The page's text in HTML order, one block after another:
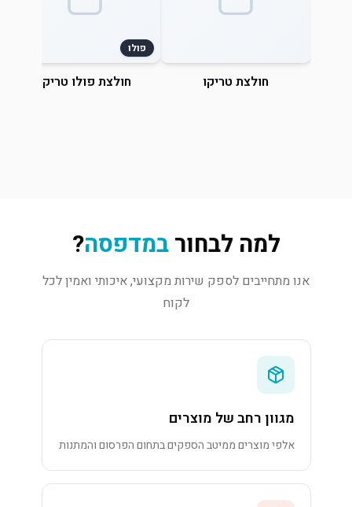
חולצת טריקו
פולו
חולצת פולו טריקו
למה לבחורבמדפסה?
אנו מתחייבים לספק שירות מקצועי, איכותי ואמין לכל
לקוח
מגוון רחב של מוצרים
אלפי מוצרים ממיטב הספקים בתחום הפרסום והמתנות